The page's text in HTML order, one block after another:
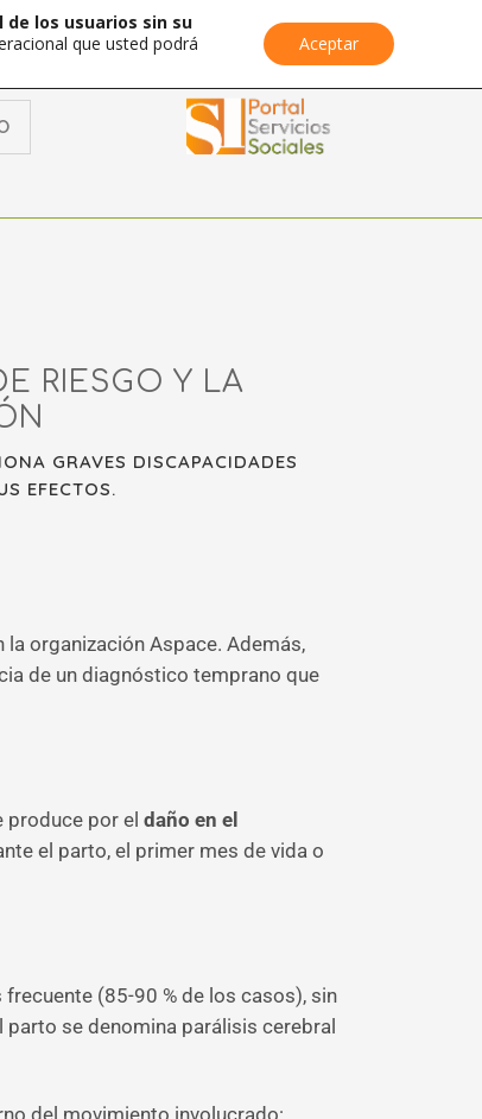
RIESGO Y LA
GRAVES DISCAPACIDADES
EFECTOS.
la organización Aspace. Además,
de un diagnóstico temprano que
por el daño en el
el parto, el primer mes de vida o
frecuente (85-90 % de los casos), sin
se denomina parálisis cerebral
del movimiento involucrado:
los usuarios sin su
que usted podrá
Aceptar